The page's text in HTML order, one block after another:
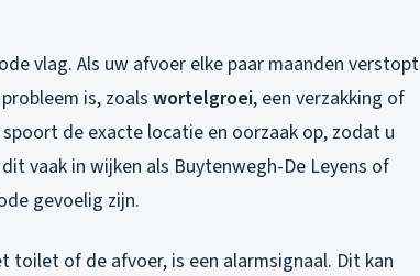
vlag. Als uw afvoer elke paar maanden verstopt
is, zoals wortelgroei, een verzakking of
de exacte locatie en oorzaak op, zodat u
vaak in wijken als Buytenwegh-De Leyens of
gevoelig zijn.
toilet of de afvoer, is een alarmsignaal. Dit kan